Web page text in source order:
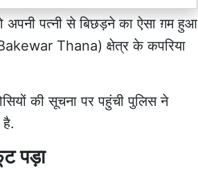
पत्नी से बिछड़ने का ऐसा ग़म हुआ
Thana) क्षेत्र के कपरिया
कीसूचना पर पहुंची पुलिस ने
पड़ा